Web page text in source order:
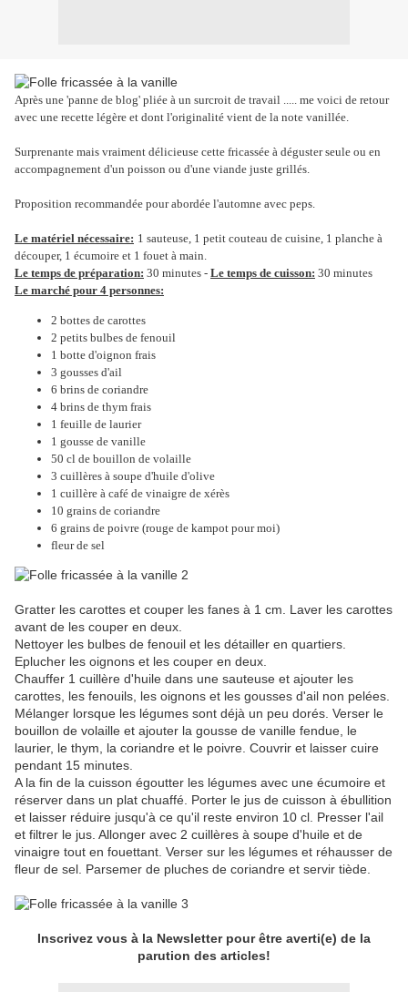
Après une 'panne de blog' pliée à un surcroit de travail ..... me voici de retour
avec une recette légère et dont l'originalité vient de la note vanillée.
Surprenante mais vraiment délicieuse cette fricassée à déguster seule ou en
accompagnement d'un poisson ou d'une viande juste grillés.
Proposition recommandée pour abordée l'automne avec peps.
Le matériel nécessaire: 1 sauteuse, 1 petit couteau de cuisine, 1 planche à
découper, 1 écumoire et 1 fouet à main.
Le temps de préparation: 30 minutes - Le temps de cuisson: 30 minutes
Le marché pour 4 personnes:
2 bottes de carottes
2 petits bulbes de fenouil
1 botte d'oignon frais
3 gousses d'ail
6 brins de coriandre
4 brins de thym frais
1 feuille de laurier
1 gousse de vanille
50 cl de bouillon de volaille
3 cuillères à soupe d'huile d'olive
1 cuillère à café de vinaigre de xérès
10 grains de coriandre
6 grains de poivre (rouge de kampot pour moi)
fleur de sel
Gratter les carottes et couper les fanes à 1 cm. Laver les carottes
avant de les couper en deux.
Nettoyer les bulbes de fenouil et les détailler en quartiers.
Eplucher les oignons et les couper en deux.
Chauffer 1 cuillère d'huile dans une sauteuse et ajouter les
carottes, les fenouils, les oignons et les gousses d'ail non pelées.
Mélanger lorsque les légumes sont déjà un peu dorés. Verser le
bouillon de volaille et ajouter la gousse de vanille fendue, le
laurier, le thym, la coriandre et le poivre. Couvrir et laisser cuire
pendant 15 minutes.
A la fin de la cuisson égoutter les légumes avec une écumoire et
réserver dans un plat chuaffé. Porter le jus de cuisson à ébullition
et laisser réduire jusqu'à ce qu'il reste environ 10 cl. Presser l'ail
et filtrer le jus. Allonger avec 2 cuillères à soupe d'huile et de
vinaigre tout en fouettant. Verser sur les légumes et réhausser de
fleur de sel. Parsemer de pluches de coriandre et servir tiède.
Inscrivez vous à la Newsletter pour être averti(e) de la
parution des articles!